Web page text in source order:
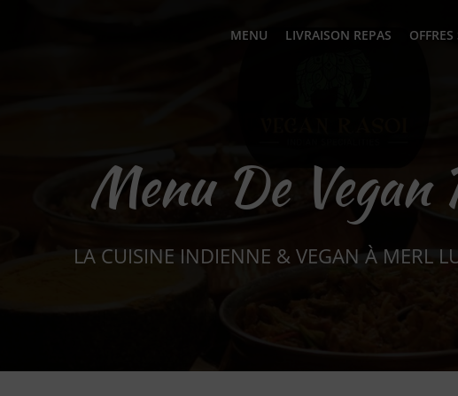
MENU LIVRAISON REPAS
Menu De Vegan
LA CUISINE INDIENNE & VEGAN À MERL